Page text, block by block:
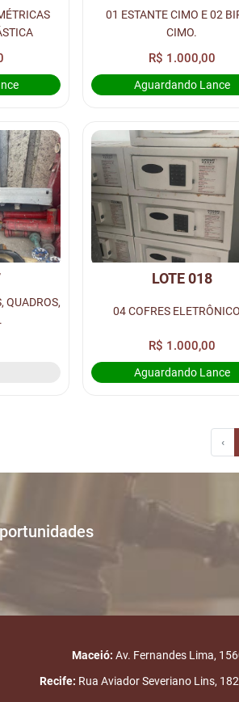
01 ESTANTE CIMO E 02 BIRÔS
CIMO.
R$ 1.000,00
Aguardando Lance
QUADROS,
LOTE 018
04 COFRES
R$ 1.000,00
Aguardando Lance
‹
Maceió: Av. Fernandes Lima,
Recife: Rua Aviador Severiano Lins,